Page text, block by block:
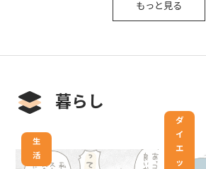
もっと見る
暮らし
生
活
ダ
イ
エ
ッ